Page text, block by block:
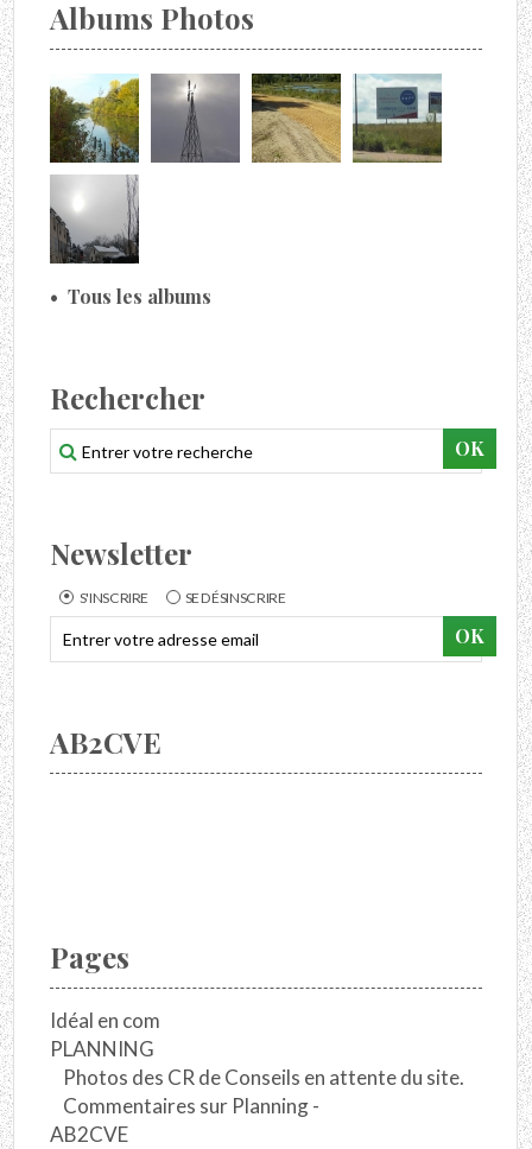
Albums Photos
Tous les albums
Rechercher
Newsletter
S'INSCRIRE SE DÉSINSCRIRE
AB2CVE
Pages
Idéal en com
PLANNING
Photos des CR de Conseils en attente du site.
Commentaires sur Planning -
AB2CVE